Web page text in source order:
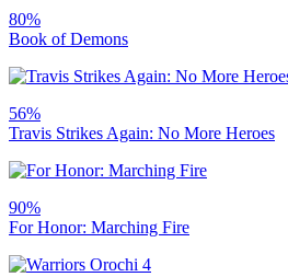
80%
Book of Demons
56%
Travis Strikes Again: No More Heroes
90%
For Honor: Marching Fire